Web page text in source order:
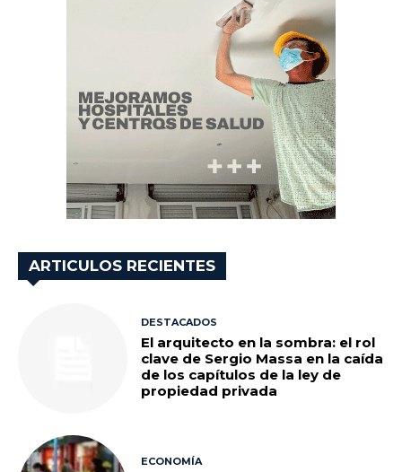
ARTICULOS RECIENTES
DESTACADOS
El arquitecto en la sombra: el rol
clave de Sergio Massa en la caída
de los capítulos de la ley de
propiedad privada
ECONOMÍA